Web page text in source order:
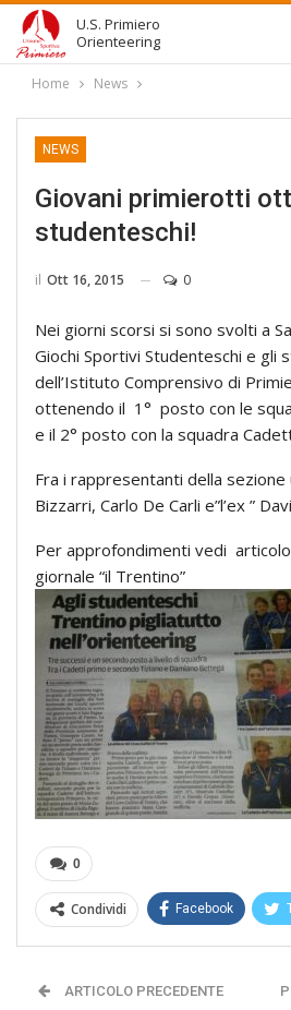
U.S. Primiero
Orienteering
Home News
NEWS
Giovani primierotti
studenteschi!
il Ott 16, 2015 0
Nei giorni scorsi si sono svolti a
Giochi Sportivi Studenteschi e gli
dell’Istituto Comprensivo di
ottenendo il 1° posto con le
e il 2° posto con la squadra
Fra i rappresentanti della sezione
Bizzarri, Carlo De Carli e”l’ex ”
Per approfondimenti vedi
giornale “il Trentino”
0
Condividi Facebook
ARTICOLO PRECEDENTE